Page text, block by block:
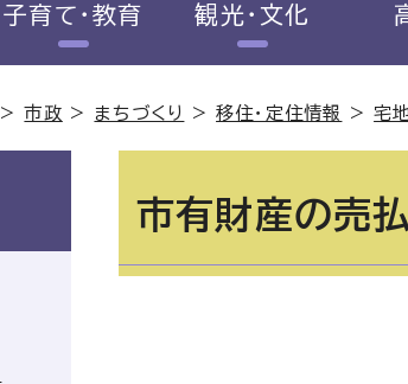
子育て・教育 観光・文化
>市政 > まちづくり >移住・定住情報 >宅
市有財産の売